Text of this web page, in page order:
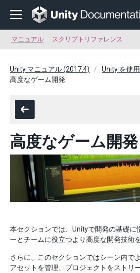
マニュアル スクリプトリファレンス
Unity マニュアル (2017.4)
Unity を使
高度なゲーム開発
高度なゲーム開発
本セクションでは、Unityで開発の基礎に
ーとチームに役立つより高度な開発技術
さらに、このセクションではシーン内で
アセットを管理、プロジェクトをストリ